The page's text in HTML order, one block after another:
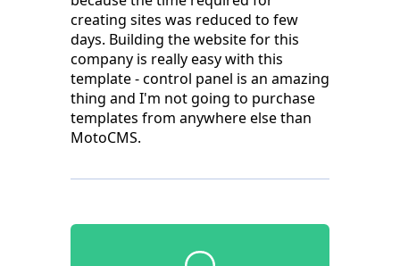
creating sites was reduced to few
days. Building the website for this
company is really easy with this
template - control panel is an amazing
thing and I'm not going to purchase
templates from anywhere else than
MotoCMS.